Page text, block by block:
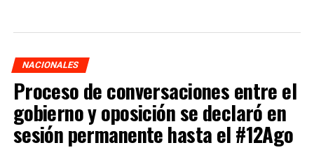
NACIONALES
Proceso de conversaciones entre el
gobierno y oposición se declaró en
sesión permanente hasta el #12Ago